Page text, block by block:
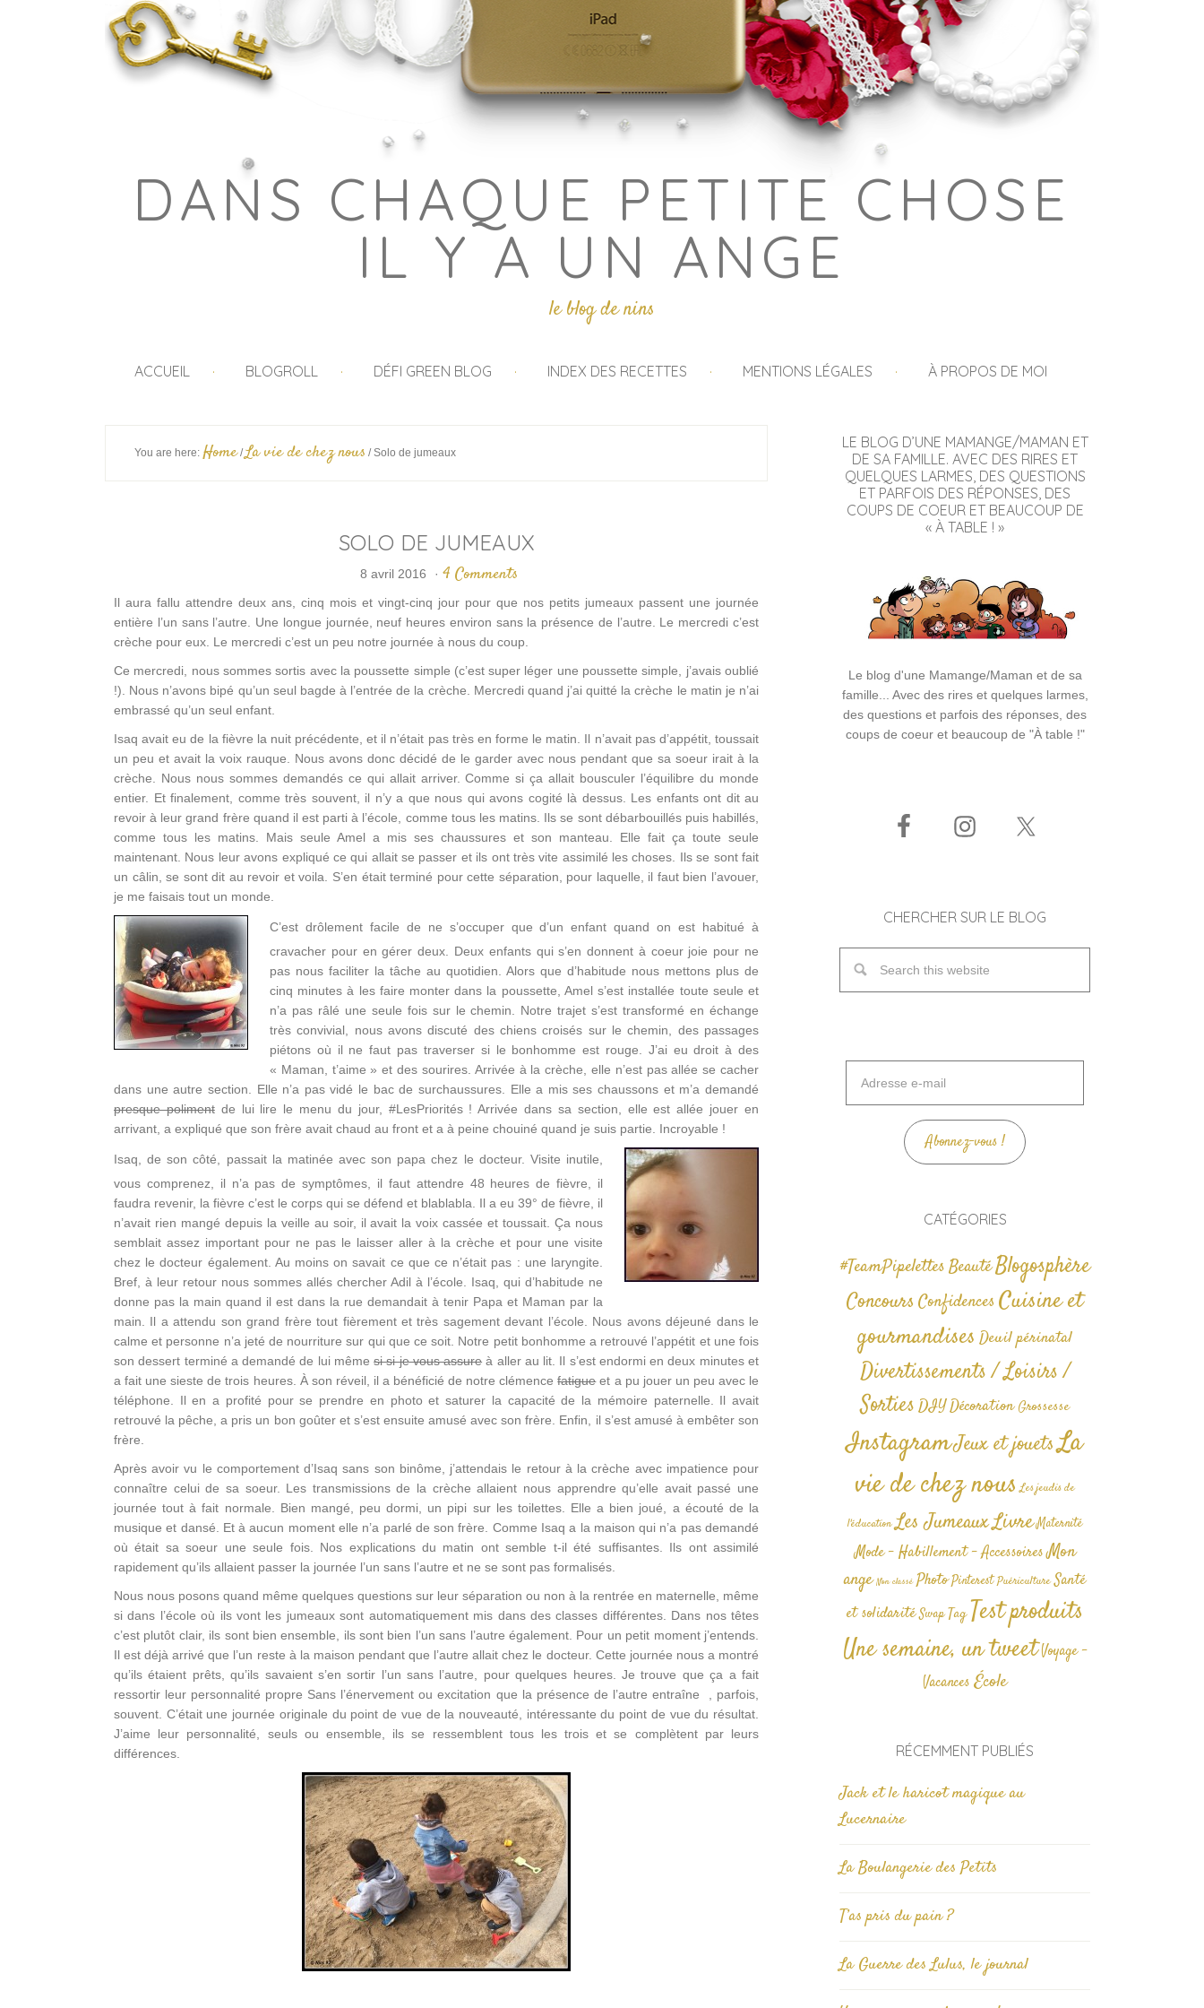
DANS CHAQUE PETITE CHOSE
IL Y A UN ANGE
le blog de nins
ACCUEIL BLOGROLL DÉFI GREEN BLOG INDEX DES RECETTES MENTIONS LÉGALES À PROPOS DE MOI
You are here: Home / La vie de chez nous /Solo de jumeaux
SOLO DE JUMEAUX
8 avril 2016 · 4 Comments
Il aura fallu attendre deux ans, cinq mois et vingt-cinq jour pour que nos petits jumeaux passent une journée
entière l’un sans l’autre. Une longue journée, neuf heures environ sans la présence de l’autre. Le mercredi c’est
crèche pour eux. Le mercredi c’est un peu notre journée à nous du coup.
Ce mercredi, nous sommes sortis avec la poussette simple (c’est super léger une poussette simple, j’avais oublié
!). Nous n’avons bipé qu’un seul bagde à l’entrée de la crèche. Mercredi quand j’ai quitté la crèche le matin je n’ai
embrassé qu’un seul enfant.
Isaq avait eu de la fièvre la nuit précédente, et il n’était pas très en forme le matin. Il n’avait pas d’appétit, toussait
un peu et avait la voix rauque. Nous avons donc décidé de le garder avec nous pendant que sa soeur irait à la
crèche. Nous nous sommes demandés ce qui allait arriver. Comme si ça allait bousculer l’équilibre du monde
entier. Et finalement, comme très souvent, il n’y a que nous qui avons cogité là dessus. Les enfants ont dit au
revoir à leur grand frère quand il est parti à l’école, comme tous les matins. Ils se sont débarbouillés puis habillés,
comme tous les matins. Mais seule Amel a mis ses chaussures et son manteau. Elle fait ça toute seule
maintenant. Nous leur avons expliqué ce qui allait se passer et ils ont très vite assimilé les choses. Ils se sont fait
un câlin, se sont dit au revoir et voila. S’en était terminé pour cette séparation, pour laquelle, il faut bien l’avouer,
je me faisais tout un monde.
C’est drôlement facile de ne s’occuper que d’un enfant quand on est habitué à
cravacher pour en gérer deux. Deux enfants qui s’en donnent à coeur joie pour ne
pas nous faciliter la tâche au quotidien. Alors que d’habitude nous mettons plus de
cinq minutes à les faire monter dans la poussette, Amel s’est installée toute seule et
n’a pas râlé une seule fois sur le chemin. Notre trajet s’est transformé en échange
très convivial, nous avons discuté des chiens croisés sur le chemin, des passages
piétons où il ne faut pas traverser si le bonhomme est rouge. J’ai eu droit à des
« Maman, t’aime » et des sourires. Arrivée à la crèche, elle n’est pas allée se cacher
dans une autre section. Elle n’a pas vidé le bac de surchaussures. Elle a mis ses chaussons et m’a demandé
presque polimentde lui lire le menu du jour, #LesPriorités ! Arrivée dans sa section, elle est allée jouer en
arrivant, a expliqué que son frère avait chaud au front et a à peine chouiné quand je suis partie. Incroyable !
Isaq, de son côté, passait la matinée avec son papa chez le docteur. Visite inutile,
vous comprenez, il n’a pas de symptômes, il faut attendre 48 heures de fièvre, il
faudra revenir, la fièvre c’est le corps qui se défend et blablabla. Il a eu 39° de fièvre, il
n’avait rien mangé depuis la veille au soir, il avait la voix cassée et toussait. Ça nous
semblait assez important pour ne pas le laisser aller à la crèche et pour une visite
chez le docteur également. Au moins on savait ce que ce n’était pas : une laryngite.
Bref, à leur retour nous sommes allés chercher Adil à l’école. Isaq, qui d’habitude ne
donne pas la main quand il est dans la rue demandait à tenir Papa et Maman par la
main. Il a attendu son grand frère tout fièrement et très sagement devant l’école. Nous avons déjeuné dans le
calme et personne n’a jeté de nourriture sur qui que ce soit. Notre petit bonhomme a retrouvé l’appétit et une fois
son dessert terminé a demandé de lui mêmesi si je vous assure à aller au lit. Il s’est endormi en deux minutes et
a fait une sieste de trois heures. À son réveil, il a bénéficié de notre clémencefatigueet a pu jouer un peu avec le
téléphone. Il en a profité pour se prendre en photo et saturer la capacité de la mémoire paternelle. Il avait
retrouvé la pêche, a pris un bon goûter et s’est ensuite amusé avec son frère. Enfin, il s’est amusé à embêter son
frère.
Après avoir vu le comportement d’Isaq sans son binôme, j’attendais le retour à la crèche avec impatience pour
connaître celui de sa soeur. Les transmissions de la crèche allaient nous apprendre qu’elle avait passé une
journée tout à fait normale. Bien mangé, peu dormi, un pipi sur les toilettes. Elle a bien joué, a écouté de la
musique et dansé. Et à aucun moment elle n’a parlé de son frère. Comme Isaq a la maison qui n’a pas demandé
où était sa soeur une seule fois. Nos explications du matin ont semble t-il été suffisantes. Ils ont assimilé
rapidement qu’ils allaient passer la journée l’un sans l’autre et ne se sont pas formalisés.
Nous nous posons quand même quelques questions sur leur séparation ou non à la rentrée en maternelle, même
si dans l’école où ils vont les jumeaux sont automatiquement mis dans des classes différentes. Dans nos têtes
c’est plutôt clair, ils sont bien ensemble, ils sont bien l’un sans l’autre également. Pour un petit moment j’entends.
Il est déjà arrivé que l’un reste à la maison pendant que l’autre allait chez le docteur. Cette journée nous a montré
qu’ils étaient prêts, qu’ils savaient s’en sortir l’un sans l’autre, pour quelques heures. Je trouve que ça a fait
ressortir leur personnalité propre Sans l’énervement ou excitation que la présence de l’autre entraîne , parfois,
souvent. C’était une journée originale du point de vue de la nouveauté, intéressante du point de vue du résultat.
J’aime leur personnalité, seuls ou ensemble, ils se ressemblent tous les trois et se complètent par leurs
différences.
LE BLOG D’UNE MAMANGE/MAMAN ET
DE SA FAMILLE. AVEC DES RIRES ET
QUELQUES LARMES, DES QUESTIONS
ET PARFOIS DES RÉPONSES, DES
COUPS DE COEUR ET BEAUCOUP DE
« À TABLE ! »
Le blog d'une Mamange/Maman et de sa
famille... Avec des rires et quelques larmes,
des questions et parfois des réponses, des
coups de coeur et beaucoup de "À table !"
CHERCHER SUR LE BLOG
mail
Abonnez-vous !
CATÉGORIES
#TeamPipelettesBeautéBlogosphère
ConcoursConfidences Cuisine et
gourmandises Deuil périnatal
Divertissements / Loisirs /
SortiesDIYDécoration Grossesse
InstagramJeux et jouetsLa
vie de chez nous Les jeudis de
l'éducation Les JumeauxLivre Maternité
Mode - Habillement - AccessoiresMon
ange Non classé Photo Pinterest Puériculture Santé
et solidarité Swap TagTest produits
Une semaine, un tweetVoyage -
Vacances École
RÉCEMMENT PUBLIÉS
Jack et le haricot magique au
Lucernaire
La Boulangerie des Petits
T’as pris du pain ?
La Guerre des Lulus, le journal